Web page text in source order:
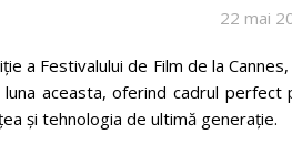
22 mai
a Festivalului de Film de la
aceasta, oferind cadrul
și tehnologia de ultimă generație.